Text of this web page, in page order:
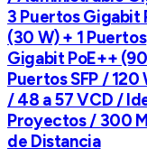
3 Puertos Gigabit
(30 W) + 1 Puertos
Gigabit PoE++
Puertos SFP / 120
/ 48 a 57 VCD /
Proyectos / 300
de Distancia